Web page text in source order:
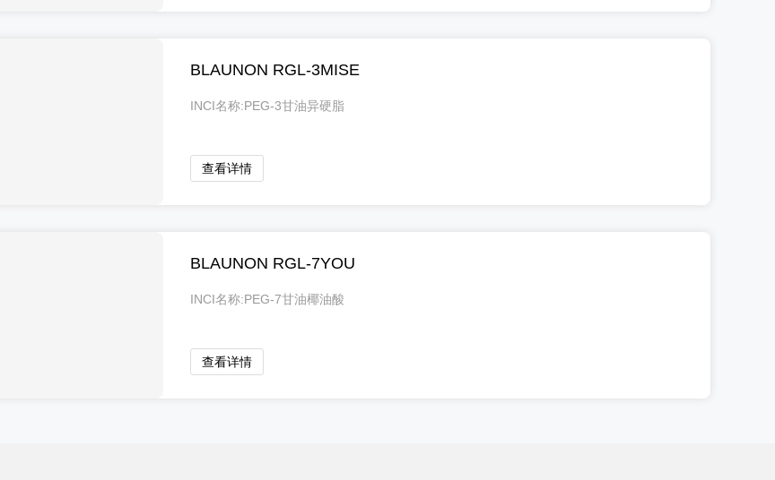
BLAUNON RGL-3MISE
INCI名称:PEG-3甘油异硬脂
查看详情
BLAUNON RGL-7YOU
INCI名称:PEG-7甘油椰油酸
查看详情